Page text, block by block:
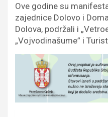
Ove godine su
zajednice Dolovo i
Dolova, podržali i
„Vojvodinašume” i